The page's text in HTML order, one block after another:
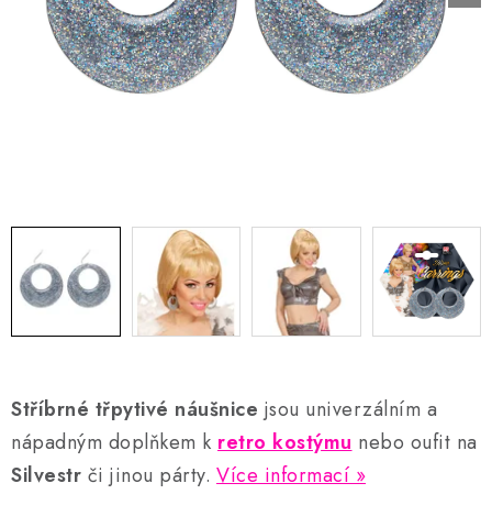
Náš příběh Nejčastější otázky a odpovědi Kontakty
Blog
Doprava a poštovné
Stříbrné třpytivé náušnice jsou univerzálním a
nápadným doplňkem k retro kostýmu nebo oufit na
Silvestr či jinou párty. Více informací